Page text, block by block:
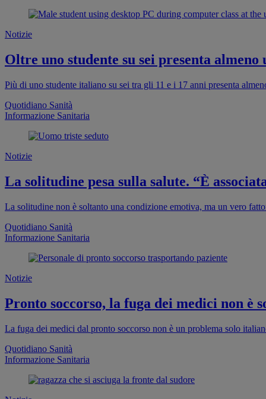
Notizie
Oltre uno studente su sei presenta
Più di uno studente italiano su sei tra gli 11 e i 17 anni presenta
Quotidiano Sanità
Informazione Sanitaria
Notizie
La solitudine pesa sulla salute. “È
La solitudine non è soltanto una condizione emotiva, ma un vero
Quotidiano Sanità
Informazione Sanitaria
Notizie
Pronto soccorso, la fuga dei medici non è
La fuga dei medici dal pronto soccorso non è un problema solo
Quotidiano Sanità
Informazione Sanitaria